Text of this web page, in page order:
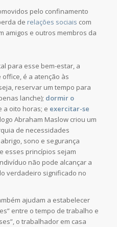
pelo confinamento
de relações sociais com
amigos e outros membros da
para esse bem-estar, a
é a atenção às
reservar um tempo para
lanche); dormir o
a oito horas; e exercitar-se
Abraham Maslow criou um
de necessidades
sono e segurança
esses princípios sejam
não pode alcançar a
verdadeiro significado no
ajudam a estabelecer
entre o tempo de trabalho e
o trabalhador em casa